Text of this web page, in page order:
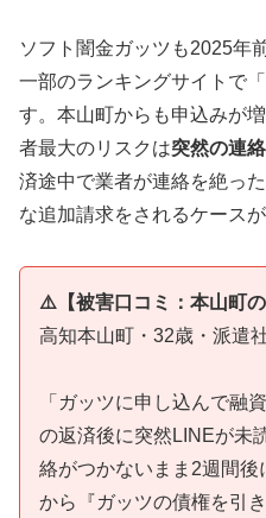
ソフト闇金ガッツも2025年
一部のランキングサイトで
す。本山町からも申込みが
者最大のリスクは突然の連
済途中で業者が連絡を絶っ
な追加請求をされるケース
⚠️【被害口コミ：本山町の
高知本山町・32歳・派遣
「ガッツに申し込んで融
の返済後に突然LINEが未
絡がつかないまま2週間
から『ガッツの債権を引